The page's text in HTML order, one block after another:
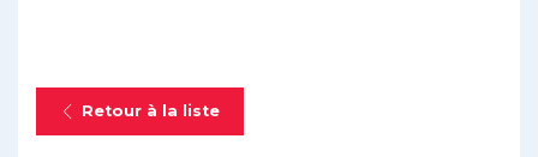
Retour à la liste